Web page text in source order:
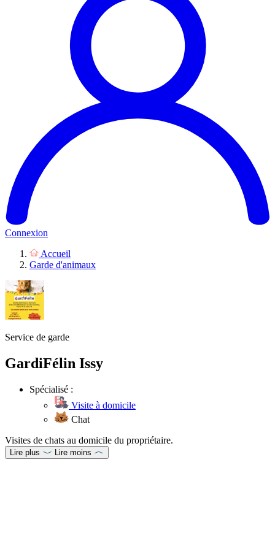
Connexion
Accueil
Garde d'animaux
Service de garde
GardiFélin Issy
Spécialisé :
Visite à domicile
Chat
Visites de chats au domicile du propriétaire.
Lire plus Lire moins